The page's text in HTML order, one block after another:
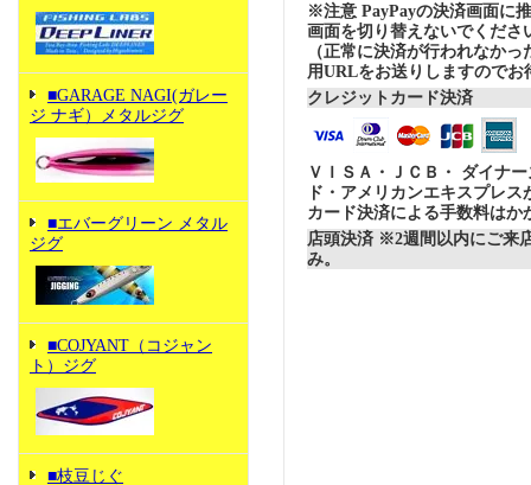
■GARAGE NAGI(ガレー
ジ ナギ）メタルジグ
■エバーグリーン メタル
ジグ
■COJYANT（コジャン
ト）ジグ
■枝豆じぐ
※注意 PayPayの決済画面に
画面を切り替えないでくださ
（正常に決済が行われなか
用URLをお送りしますのでお
クレジットカード決済
ＶＩＳＡ・ＪＣＢ・ ダイナ
ド・アメリカンエキスプレ
カード決済による手数料はか
店頭決済 ※2週間以内にご来
み。